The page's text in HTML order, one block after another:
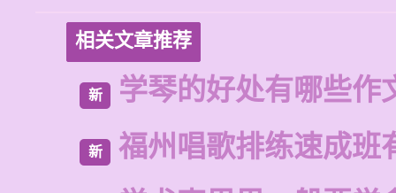
相关文章推荐
新 学琴的好处有哪些作
新
福州唱歌排练速成班